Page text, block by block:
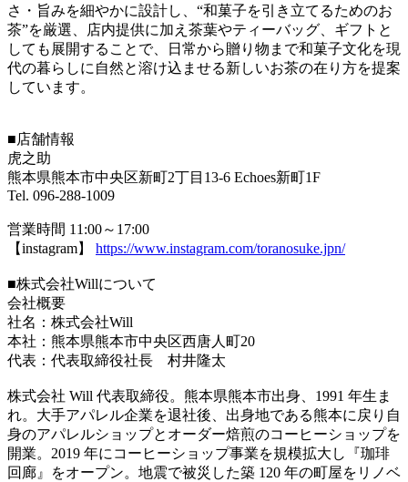
さ・旨みを細やかに設計し、“和菓子を引き立てるためのお
茶”を厳選、店内提供に加え茶葉やティーバッグ、ギフトと
しても展開することで、日常から贈り物まで和菓子文化を現
代の暮らしに自然と溶け込ませる新しいお茶の在り方を提案
しています。
■店舗情報
虎之助
熊本県熊本市中央区新町2丁目13-6 Echoes新町1F
Tel. 096-288-1009
営業時間 11:00～17:00
【instagram】 https://www.instagram.com/toranosuke.jpn/
■株式会社Willについて
会社概要
社名：株式会社Will
本社：熊本県熊本市中央区西唐人町20
代表：代表取締役社長 村井隆太
株式会社 Will 代表取締役。熊本県熊本市出身、1991 年生ま
れ。大手アパレル企業を退社後、出身地である熊本に戻り自
身のアパレルショップとオーダー焙煎のコーヒーショップを
開業。2019 年にコーヒーショップ事業を規模拡大し『珈琲
回廊』をオープン。地震で被災した築 120 年の町屋をリノベ